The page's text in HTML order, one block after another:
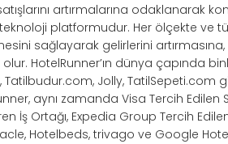
artırmalarına
platformudur. Her ölçekte ve
sağlayarak gelirlerini
olur. HotelRunner’ın dünya çapında
Tatilbudur.com, Jolly,
aynı zamanda Visa Tercih Edilen
İş Ortağı, Expedia Group Tercih
Hotelbeds, trivago ve Google